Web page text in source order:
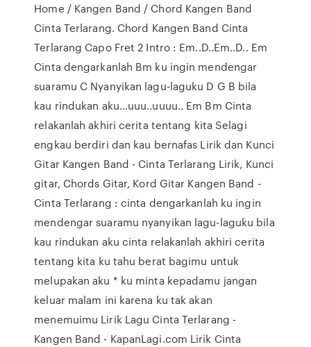
Home / Kangen Band / Chord Kangen Band
Cinta Terlarang. Chord Kangen Band Cinta
Terlarang Capo Fret 2 Intro : Em..D..Em..D.. Em
Cinta dengarkanlah Bm ku ingin mendengar
suaramu C Nyanyikan lagu-laguku D G B bila
kau rindukan aku…uuu..uuuu.. Em Bm Cinta
relakanlah akhiri cerita tentang kita Selagi
engkau berdiri dan kau bernafas Lirik dan Kunci
Gitar Kangen Band - Cinta Terlarang Lirik, Kunci
gitar, Chords Gitar, Kord Gitar Kangen Band -
Cinta Terlarang : cinta dengarkanlah ku ingin
mendengar suaramu nyanyikan lagu-laguku bila
kau rindukan aku cinta relakanlah akhiri cerita
tentang kita ku tahu berat bagimu untuk
melupakan aku * ku minta kepadamu jangan
keluar malam ini karena ku tak akan
menemuimu Lirik Lagu Cinta Terlarang -
Kangen Band - KapanLagi.com Lirik Cinta